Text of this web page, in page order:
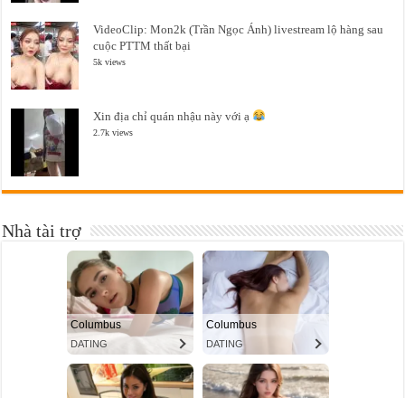
VideoClip: Mon2k (Trần Ngọc Ánh) livestream lộ hàng sau
cuộc PTTM thất bại
5k views
Xin địa chỉ quán nhậu này với ạ
2.7k views
Nhà tài trợ